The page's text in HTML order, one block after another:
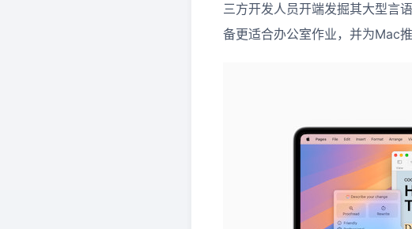
三方开发人员开端发掘其大型言
备更适合办公室作业，并为Mac